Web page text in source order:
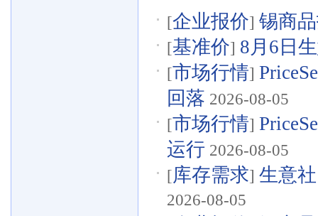
[企业报价] 锡商
[基准价] 8月6日
[市场行情]
回落 2026-08-05
[市场行情]
运行 2026-08-05
[库存需求] 生意
2026-08-05